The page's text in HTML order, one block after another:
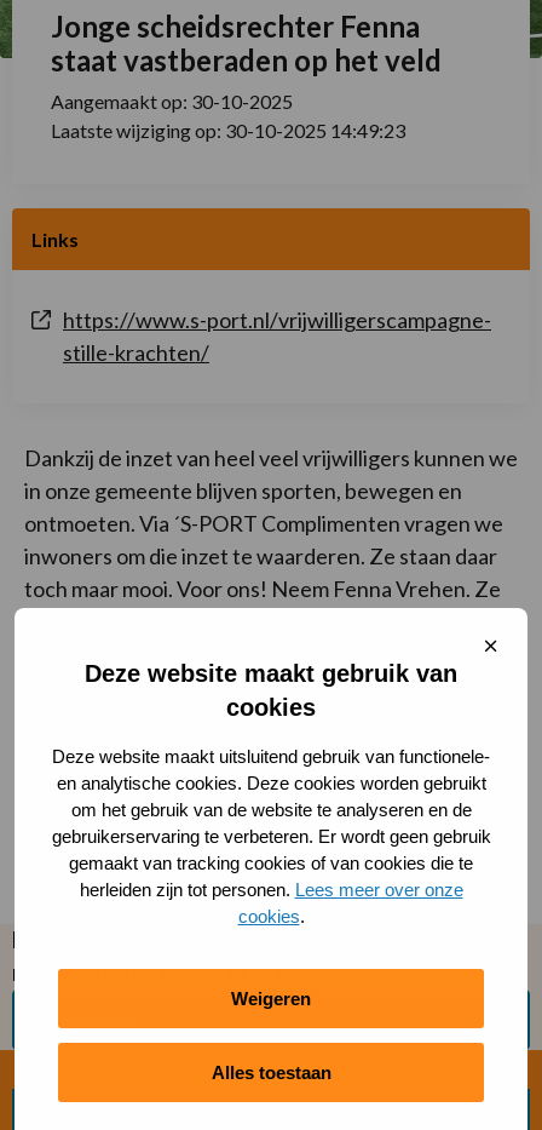
Deze website maakt gebruik van
cookies
Deze website maakt uitsluitend gebruik van functionele-
en analytische cookies. Deze cookies worden gebruikt
om het gebruik van de website te analyseren en de
gebruikerservaring te verbeteren. Er wordt geen gebruik
gemaakt van tracking cookies of van cookies die te
herleiden zijn tot personen. Lees meer over onze
cookies.
Weigeren
Alles toestaan
Sluit
Jonge scheidsrechter Fenna
staat vastberaden op het veld
Aangemaakt op: 30-10-2025
Laatste wijziging op: 30-10-2025 14:49:23
Links
https://www.s-port.nl/vrijwilligerscampagne-
stille-krachten/
Dankzij de inzet van heel veel vrijwilligers kunnen we
in onze gemeente blijven sporten, bewegen en
ontmoeten. Via ´S-PORT Complimenten vragen we
inwoners om die inzet te waarderen. Ze staan daar
toch maar mooi. Voor ons! Neem Fenna Vrehen. Ze
voetbalvelden in de regio. Nieuwsgierig waarom ze
scheidsrechter werd, hoe ze zich als jonge vrouw
staande houdt in de voetbalwereld en wat
‘scheidsrechteren’ voor haar nu zo leuk maakt?
Lees het verhaal van Fenna Vrehen
Blijf op de hoogte en meld je aan voor één van de
nieuwsbrieven van ´S-PORT